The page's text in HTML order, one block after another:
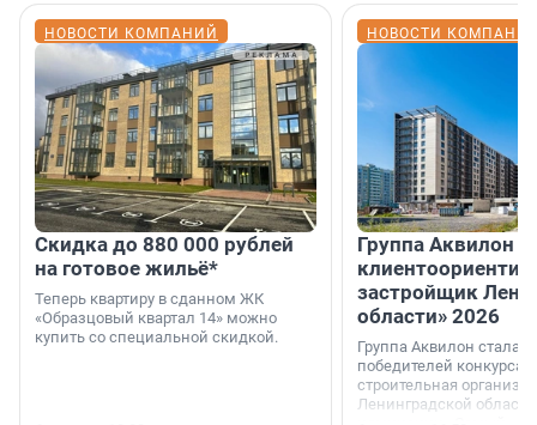
НОВОСТИ КОМПАНИЙ
Скидка до 880 000 рублей
на готовое жильё*
Теперь квартиру в сданном ЖК
«Образцовый квартал 14» можно
купить со специальной скидкой.
НОВОСТИ
Группа Аквилон
застройщик
области» 2026
Группа Аквилон стала
победителей конкурса
строительная
Ленинградской области